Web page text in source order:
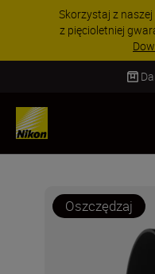
Skorzystaj z
z pięcioletniej
Oszczędzaj